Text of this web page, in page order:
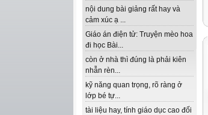
nội dung bài giảng rất hay và
cảm xúc ạ ...
Giáo án điện tử: Truyện mèo hoa
đi học Bài...
còn ở nhà thì đúng là phải kiên
nhẫn rèn...
kỹ năng quan trọng, rõ ràng ở
lớp bé tự...
tài liệu hay, tính giáo dục cao đối